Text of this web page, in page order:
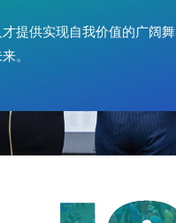
提供实现自我价值的广阔舞
。